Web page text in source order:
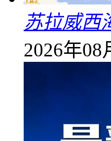
苏拉威西
2026年08